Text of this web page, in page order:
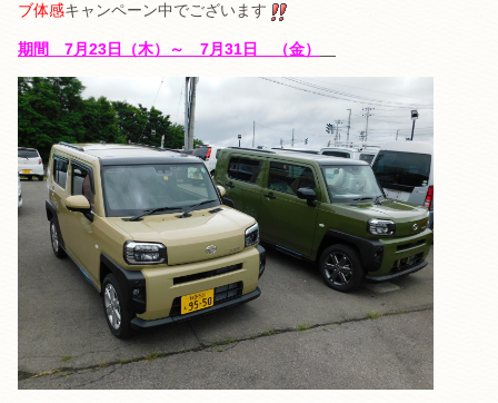
ブ体感キャンペーン中でございます
期間 7月23日（木）～ 7月31日 （金）